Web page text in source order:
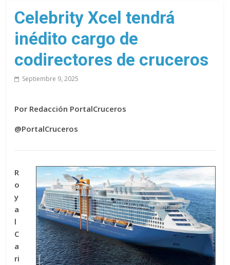
de
cruceros
en
un
solo
Celebrity Xcel tendrá
inédito cargo de
codirectores de cruceros
Septiembre 9, 2025
Por Redacción PortalCruceros
@PortalCruceros
R
o
y
a
l
C
a
ri